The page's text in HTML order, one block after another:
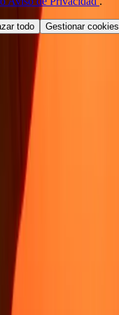
todo Gestionar cookies